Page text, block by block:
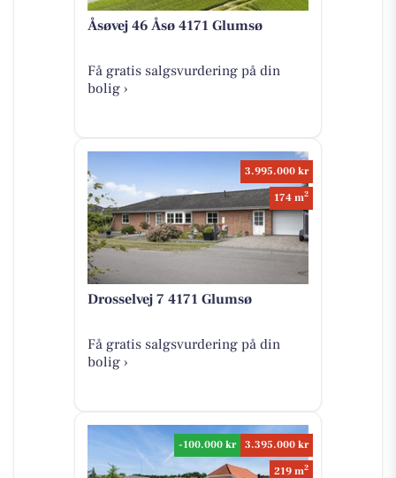
Åsøvej 46 Åsø 4171 Glumsø
Få gratis salgsvurdering på din
bolig ›
3.995.000 kr
174 m2
Drosselvej 7 4171 Glumsø
Få gratis salgsvurdering på din
bolig ›
-100.000 kr
3.395.000 kr
219 m2